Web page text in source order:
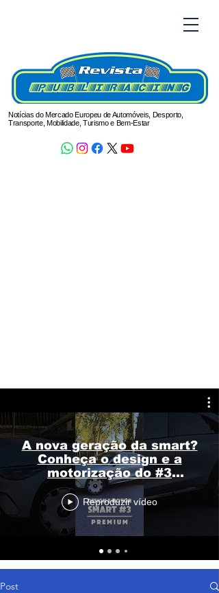
Notícias do Mercado Europeu de Automóveis, Desporto,
Transporte, Mobilidade, Turismo e Bem-Estar
A nova geração da smart?
Conheça o design e a
motorização do #3
Premium
Reproduzir vídeo
Post